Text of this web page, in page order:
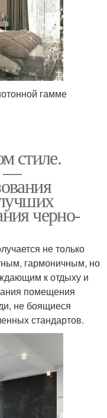
гамме
стиле.
—
черно-
не только
гармоничным, но
к отдыху и
помещения
не боящиеся
стандартов.